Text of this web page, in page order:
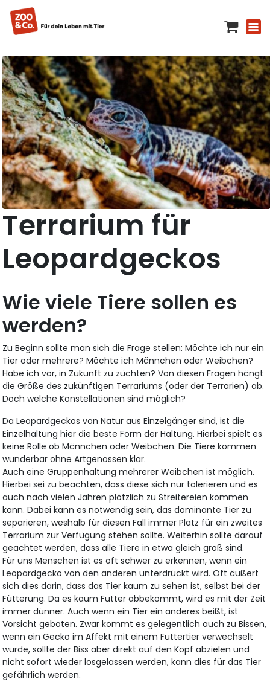
Terrarium für
Leopardgeckos
Wie viele Tiere sollen es
werden?
Zu Beginn sollte man sich die Frage stellen: Möchte ich nur ein
Tier oder mehrere? Möchte ich Männchen oder Weibchen?
Habe ich vor, in Zukunft zu züchten? Von diesen Fragen hängt
die Größe des zukünftigen Terrariums (oder der Terrarien) ab.
Doch welche Konstellationen sind möglich?
Da Leopardgeckos von Natur aus Einzelgänger sind, ist die
Einzelhaltung hier die beste Form der Haltung. Hierbei spielt es
keine Rolle ob Männchen oder Weibchen. Die Tiere kommen
wunderbar ohne Artgenossen klar.
Auch eine Gruppenhaltung mehrerer Weibchen ist möglich.
Hierbei sei zu beachten, dass diese sich nur tolerieren und es
auch nach vielen Jahren plötzlich zu Streitereien kommen
kann. Dabei kann es notwendig sein, das dominante Tier zu
separieren, weshalb für diesen Fall immer Platz für ein zweites
Terrarium zur Verfügung stehen sollte. Weiterhin sollte darauf
geachtet werden, dass alle Tiere in etwa gleich groß sind.
Für uns Menschen ist es oft schwer zu erkennen, wenn ein
Leopardgecko von den anderen unterdrückt wird. Oft äußert
sich dies darin, dass das Tier kaum zu sehen ist, selbst bei der
Fütterung. Da es kaum Futter abbekommt, wird es mit der Zeit
immer dünner. Auch wenn ein Tier ein anderes beißt, ist
Vorsicht geboten. Zwar kommt es gelegentlich auch zu Bissen,
wenn ein Gecko im Affekt mit einem Futtertier verwechselt
wurde, sollte der Biss aber direkt auf den Kopf abzielen und
nicht sofort wieder losgelassen werden, kann dies für das Tier
gefährlich werden.